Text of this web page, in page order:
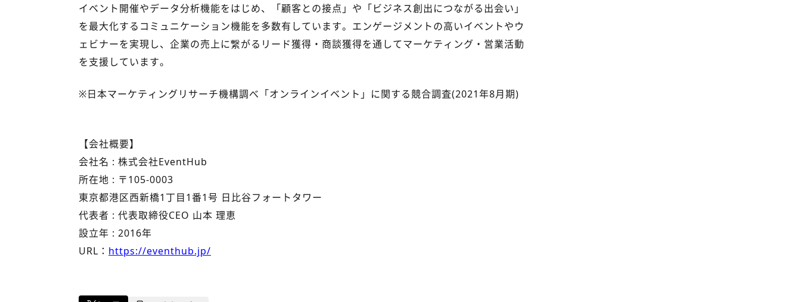
イベント開催やデータ分析機能をはじめ、「顧客との接点」や「ビジネス創出につながる出会い」
を最大化するコミュニケーション機能を多数有しています。エンゲージメントの高いイベントやウ
ェビナーを実現し、企業の売上に繋がるリード獲得・商談獲得を通してマーケティング・営業活動
を支援しています。
※日本マーケティングリサーチ機構調べ「オンラインイベント」に関する競合調査(2021年8月期)
【会社概要】
会社名 : 株式会社EventHub
所在地 : 〒105-0003
東京都港区西新橋1丁目1番1号 日比谷フォートタワー
代表者 : 代表取締役CEO 山本 理恵
設立年 : 2016年
URL： https://eventhub.jp/